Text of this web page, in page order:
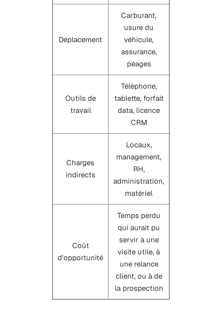
Déplacement
Carburant,
usure du
véhicule,
assurance,
péages
Outils de
travail
Téléphone,
tablette, forfait
data, licence
CRM
Charges
indirects
Locaux,
management,
RH,
administration,
matériel
Coût
d'opportunité
Temps perdu
qui aurait pu
servir à une
visite utile, à
une relance
client, ou à de
la prospection